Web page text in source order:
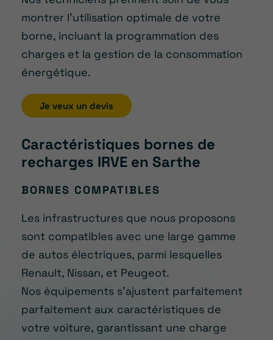
montrer l’utilisation optimale de votre
borne, incluant la programmation des
charges et la gestion de la consommation
énergétique.
Je veux un devis
Caractéristiques bornes de
recharges IRVE en Sarthe
BORNES COMPATIBLES
Les infrastructures que nous proposons
sont compatibles avec une large gamme
de autos électriques, parmi lesquelles
Renault, Nissan, et Peugeot.
Nos équipements s’ajustent parfaitement
parfaitement aux caractéristiques de
votre voiture, garantissant une charge